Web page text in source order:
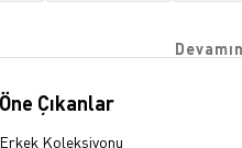
Öne Çıkanlar
Erkek Koleksiyonu